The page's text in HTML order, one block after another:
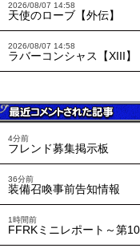
2026/08/07 14:58
天使のローブ【外伝】
2026/08/07 14:58
ラバーコンシャス【XIII】
4分前
フレンド募集掲示板
36分前
装備召喚事前告知情報
1時間前
FFRKミニレポート～第